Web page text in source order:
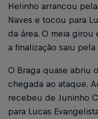
Helinho arrancou
Naves e tocou para
da área. O meia
a finalização saiu
O Braga quase abriu
chegada ao ataque.
recebeu de Juninho
para Lucas